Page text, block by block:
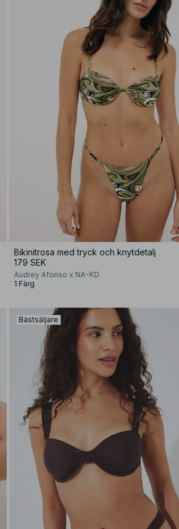
Bikinitrosa med tryck och knytdetalj
179 SEK
Audrey Afonso x NA-KD
1 Färg
Bästsäljare